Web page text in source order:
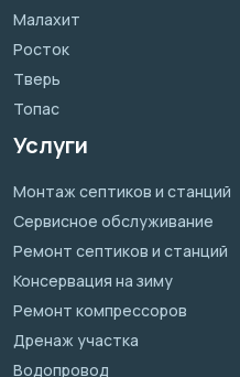
Малахит
Росток
Тверь
Топас
Услуги
Монтаж септиков и станций
Сервисное обслуживание
Ремонт септиков и станций
Консервация на зиму
Ремонт компрессоров
Дренаж участка
Водопровод